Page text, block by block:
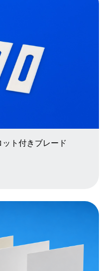
ト付きブレード